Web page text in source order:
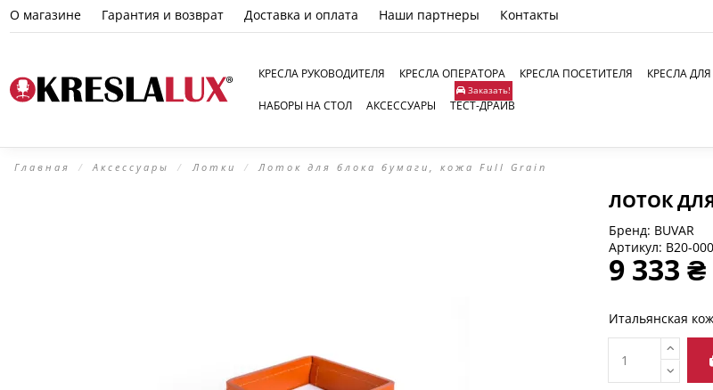
О магазине Гарантия и возврат Доставка и оплата Наши партнеры Контакты
КРЕСЛА РУКОВОДИТЕЛЯ КРЕСЛА ОПЕРАТОРА КРЕСЛА ПОСЕТИТЕЛЯ КРЕСЛА
НАБОРЫ НА СТОЛ АКСЕССУАРЫ ТЕСТ-ДРАЙВ
Заказать!
Главная Аксессуары Лотки Лоток для блока бумаги, кожа Full Grain
ЛОТОК
Бренд: BUVAR
Артикул: B20-
9 333 ₴
Итальянская